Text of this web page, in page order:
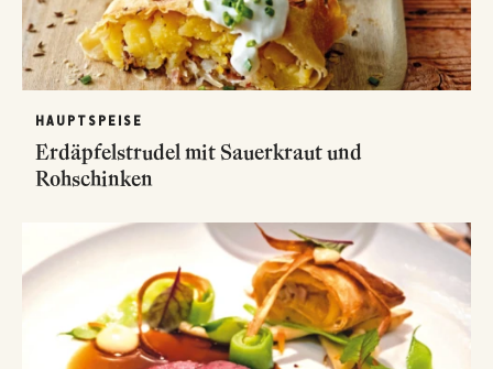
HAUPTSPEISE
Erdäpfelstrudel mit Sauerkraut und
Rohschinken